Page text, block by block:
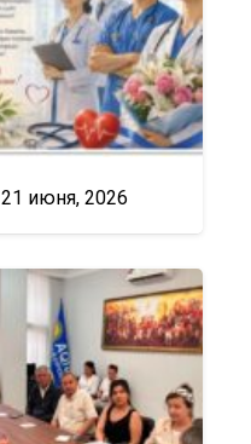
21 июня, 2026